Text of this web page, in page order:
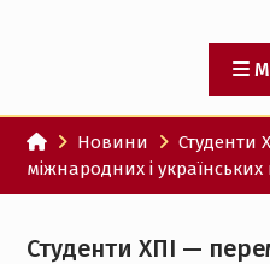
технологічного
Новини
Студенти
міжнародних і
Студенти ХПІ —